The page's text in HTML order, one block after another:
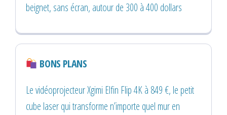
beignet, sans écran, autour de 300 à 400 dollars
BONS PLANS
Le vidéoprojecteur Xgimi Elfin Flip 4K à 849 €, le petit
cube laser qui transforme n’importe quel mur en